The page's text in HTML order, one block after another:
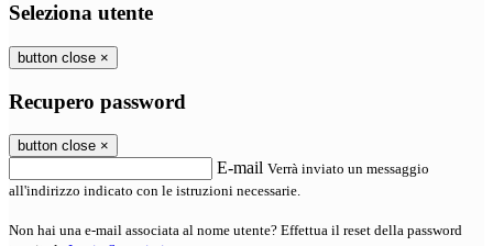
Seleziona utente
button close ×
Recupero password
button close ×
E-mail Verrà inviato un messaggio
all'indirizzo indicato con le istruzioni necessarie.
Non hai una e-mail associata al nome utente? Effettua il reset della password